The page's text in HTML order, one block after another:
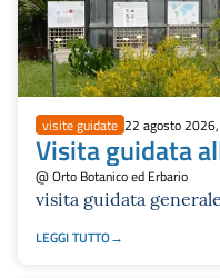
visite guidate 22 agosto
Visita guidata
all'Erbario
@ Orto Botanico ed Erbario
visita guidata
LEGGI TUTTO